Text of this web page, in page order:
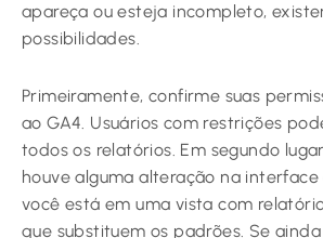
apareça ou esteja incompleto,
possibilidades.
Primeiramente, confirme suas
ao GA4. Usuários com restrições
todos os relatórios. Em segundo
houve alguma alteração na interface
você está em uma vista com
que substituem os padrões. Se